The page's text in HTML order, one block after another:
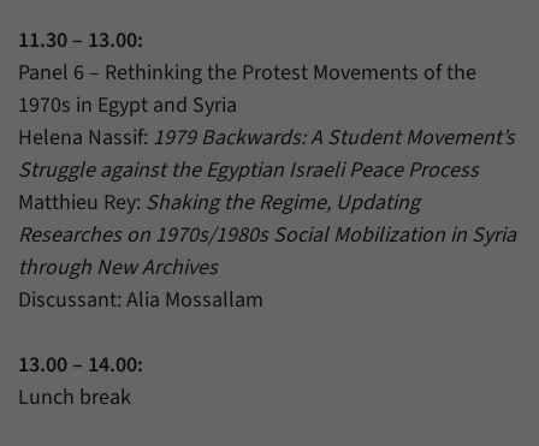
11.30 – 13.00:
Panel 6 – Rethinking the Protest Movements of the
1970s in Egypt and Syria
Helena Nassif: 1979 Backwards: A Student Movement’s
Struggle against the Egyptian Israeli Peace Process
Matthieu Rey: Shaking the Regime, Updating
Researches on 1970s/1980s Social Mobilization in Syria
through New Archives
Discussant: Alia Mossallam
13.00 – 14.00:
Lunch break